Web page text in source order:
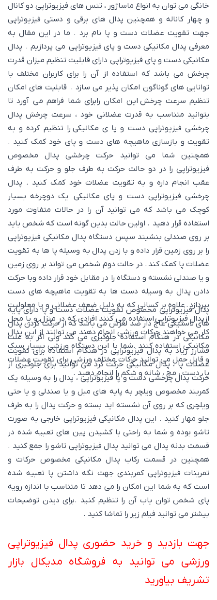
خانگی می توان به انواع ماساژور ، تنس های فیزیوتراپی دو کانال
و چهار کاناله و همچنین پدال های برقی و دستی فیزیوتراپی
جهت تقویت عضلات دست و پا نام برد . ما در این مقال به
معرفی پدال مکانیکی دست و پای فیزیوتراپی می پردازیم . پدال
مکانیکی دست و پای فیزیوتراپی دارای قابلیت تنظیم میزان قدرت
چرخش می باشد که استفاده از آن را برای کاربران مختلف با
توانایی های گوناگون امکان پذیر می سازد . قابلیت های امکان
تنظیم سرعت چرخش این امکان رابرای شما فراهم می آورد تا
بتوانید متناسب به قدرت عضلانی خود ، سرعت چرخش پدال
چرخشی فیزیوتراپی دست و پا ی مکانیکی را تنظیم کرده و به
تقویت و بازسازی ماهیچه های دست و پای خود کمک کنید .
همچنین شما می توانید حرکت چرخشی پدال مخصوص
فیزیوتراپی را در دو حالت حرکت به طرف جلو و حرکت به طرف
عقب انجام داره و به تقویت عضلات خود کمک کنید . پدال
چرخشی فیزیوتراپی دست و پای مکانیکی یک دوچرخه بسیار
کوچک می باشد که می توانید آن را در حالات متفاوت مورد
استفاده قرار دهید . اولین حالت بدین گونه است که شخص باید
بر روی صندلی بنشیند سپس دستگاه پدال مکانیکی فیزیوتراپی
را بر روی زمین قرار داده و با زدن پدال به وسیله پا ها به تقویت
عضلات پا کمک کند . در حالت دوم شخص می تواند بر روی زمین
و یا صندلی نشسته و دستگاه را در مقابل خود قرار داده وبا حرکت
دادن پدال به وسیله دست ها به تقویت ماهیچه های دست
بپردازد . علاوه بر کسانی که به دلیل ضعف عضلانی و یا معلولیت
ازپدال فیزیوتراپی استفاده می کنند افرادی که در منزل و یا محل
کار می خواهند حرکات ورزشی انجام دهند می توانند از این پدال
مکانیکی استفاده کنند .شما با این دستگاه ورزشی بسیار سبک
و قابل حمل می توانید حرکات مختلف ورزشی برای تقویت عضلات
پا ، دست ، مچ ، شانه و شکم را انجام دهید .
پدال فیزیوتراپی مخصوص تقویت عضلات دست و پا دارای پایه
های لاستیکی عاج دار ضد لغزش می باشد که از حرکت کردن پدال
مکانیکی در هنگام استفاده جلوگیری می کند ولی اگر به علت
فشارر زیاد به پدال فیزیوتراپی در هنگام استفاده برای تقویت
عضلات پا ، پدال مکانیکی حرکت کرد می توانید برای جلوگیری از
حرکت پدال چرخشی دست و پا فیزیوتراپی ، پدال را به وسیله یک
کمربند مخصوص ویلچر به پایه های مبل و یا صندلی و یا حتی
ویلچری که بر روی آن نشسته اید بسته و حرکت پدال را به طرف
جلو مهار کنید . این پدال مکانیکی فیزیوتراپی خارجی به صورت
تاشو بوده و شما به راحتی با کشیدن پین های تعبیه شده در
قسمت بدنه پدال می توانید پدال فیزیوتراپی تاشو را جمع کنید .
همچنین در قسمت رکاب پدال مکانیکی مخصوص حرکات و
تمرینات فیزیوتراپی کمربندی جهت نگه داشتن پا تعبیه شده
است که به شما این امکان را می دهد تا متناسب با اندازه رویه
پای شخص توان یاب آن را تنظیم کنید .برای دیدن توضیحات
بیشتر می توانید فیلم زیر را تماشا کنید .
جهت بازدید و خرید حضوری پدال فیزیوتراپی
ورزشی می توانید به فروشگاه مدیکال بازار
تشریف بیاورید